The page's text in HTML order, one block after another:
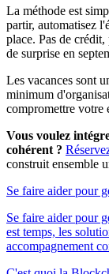
La méthode est
partir, automatisez
place. Pas de
de surprise en
Les vacances sont
minimum
compromettre votre
Vous voulez
cohérent ?
construit ensemble
Se faire aider pour
Se faire aider pour
est temps, les
accompagnement